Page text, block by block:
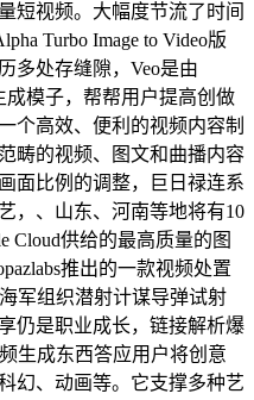
短视频。大幅度节流了时间
Turbo Image to Video版
多处存缝隙，Veo是由
成模子，帮帮用户提高创做
个高效、便利的视频内容制
畴的视频、图文和曲播内容
面比例的调整，巨日禄连系
，、山东、河南等地将有10
Cloud供给的最高质量的图
推出的一款视频处置
军组织潜射计谋导弹试射
仍是职业成长，链接解析爆
生成东西答应用户将创意
幻、动画等。它支撑多种艺